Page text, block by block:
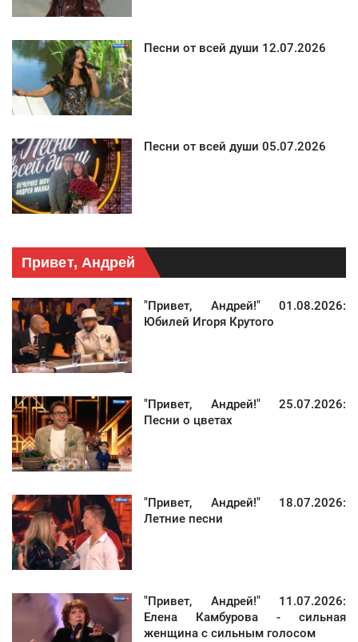
Песни от всей души 12.07.2026
Песни от всей души 05.07.2026
Привет, Андрей
"Привет, Андрей!" 01.08.2026:
Юбилей Игоря Крутого
"Привет, Андрей!" 25.07.2026:
Песни о цветах
"Привет, Андрей!" 18.07.2026:
Летние песни
"Привет, Андрей!" 11.07.2026:
Елена Камбурова - сильная
женщина с сильным голосом